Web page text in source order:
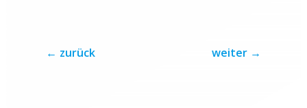
← zurück weiter →